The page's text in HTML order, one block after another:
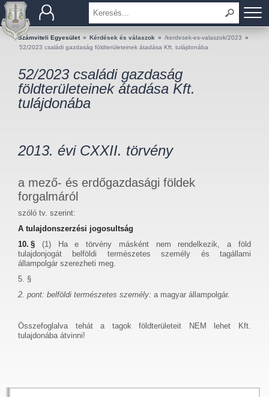
BEMUTATKOZÁS
TAGOK
OKTATÁS
TUDÁSTÁR
KIADVÁNYOK
KAPCSOLAT
Számviteli Egyesület » Kérdések és válaszok » /kerdesek-es-valaszok/2023 »
52/2023 családi gazdaság földterületeinek átadása Kft. tulájdonába
52/2023 családi gazdaság
földterületeinek átadása Kft.
tulájdonába
2013. évi CXXII. törvény
a mező- és erdőgazdasági földek
forgalmáról
szóló tv. szerint:
A tulajdonszerzési jogosultság
10. § (1) Ha e törvény másként nem rendelkezik, a föld
tulajdonjogát belföldi természetes személy és tagállami
állampolgár szerezheti meg.
5. §
2. pont: belföldi természetes személy: a magyar állampolgár.
Összefoglalva tehát a tagok földterületeit NEM lehet Kft.
tulajdonába átvinni!